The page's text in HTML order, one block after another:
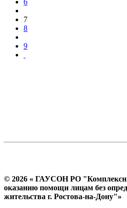
7
8
9
© 2026 « ГАУСОН РО
оказанию помощи лицам без
жительства г. Ростова-на-Дону"»